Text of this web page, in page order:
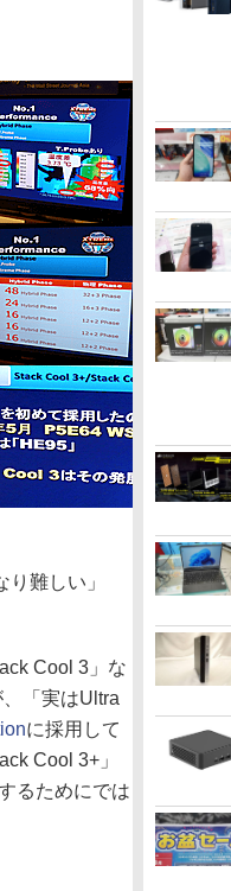
難しい」
Cool 3」な
「実はUltra
に採用して
Cool 3+」
るためにでは